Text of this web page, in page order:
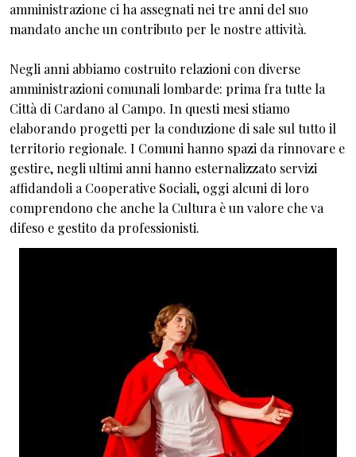
amministrazione ci ha assegnati nei tre anni del suo
mandato anche un contributo per le nostre attività.
Negli anni abbiamo costruito relazioni con diverse
amministrazioni comunali lombarde: prima fra tutte la
Città di Cardano al Campo. In questi mesi stiamo
elaborando progetti per la conduzione di sale sul tutto il
territorio regionale. I Comuni hanno spazi da rinnovare e
gestire, negli ultimi anni hanno esternalizzato servizi
affidandoli a Cooperative Sociali, oggi alcuni di loro
comprendono che anche la Cultura è un valore che va
difeso e gestito da professionisti.